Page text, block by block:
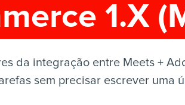
1.X
da integração entre Meets +
sem precisar escrever uma